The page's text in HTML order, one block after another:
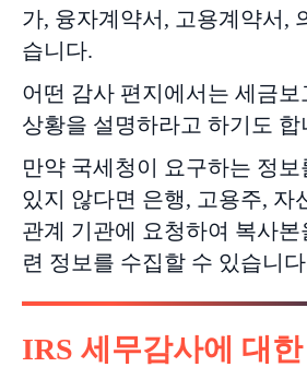
가, 융자계약서, 고용계약서,
습니다.
어떤 감사 편지에서는 세금보
상황을 설명하라고 하기도 합
만약 국세청이 요구하는 정보
있지 않다면 은행, 고용주, 자
관계 기관에 요청하여 복사
련 정보를 수집할 수 있습니
IRS 세무감사에 대